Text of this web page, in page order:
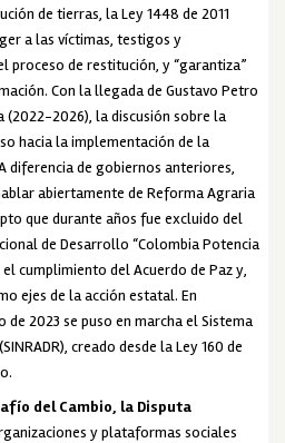
de tierras, la Ley 1448 de 2011
a las víctimas, testigos y
proceso de restitución, y “garantiza”
Con la llegada de Gustavo Petro
(2022-2026), la discusión sobre la
hacia la implementación de la
diferencia de gobiernos anteriores,
abiertamente de Reforma Agraria
que durante años fue excluido del
de Desarrollo “Colombia Potencia
cumplimiento del Acuerdo de Paz y,
ejes de la acción estatal. En
2023 se puso en marcha el Sistema
creado desde la Ley 160 de
del Cambio, la Disputa
y plataformas sociales